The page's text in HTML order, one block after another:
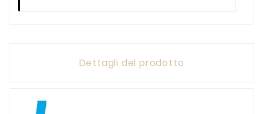
Dettagli del prodotto